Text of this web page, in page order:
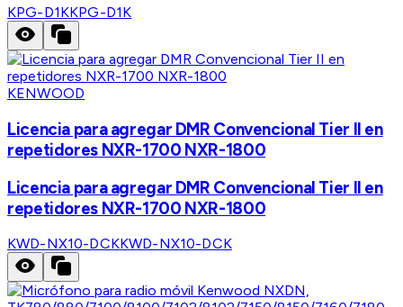
KPG-D1KKPG-D1K
KENWOOD
Licencia para agregar DMR Convencional Tier II en
repetidores NXR-1700 NXR-1800
Licencia para agregar DMR Convencional Tier II en
repetidores NXR-1700 NXR-1800
KWD-NX10-DCKKWD-NX10-DCK